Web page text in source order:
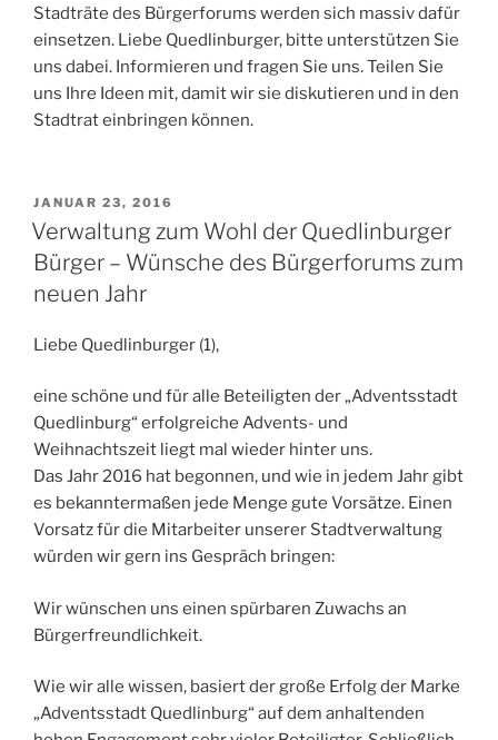
Stadträte des Bürgerforums werden sich massiv dafür
einsetzen. Liebe Quedlinburger, bitte unterstützen Sie
uns dabei. Informieren und fragen Sie uns. Teilen Sie
uns Ihre Ideen mit, damit wir sie diskutieren und in den
Stadtrat einbringen können.
VERÖFFENTLICHT
AM
JANUAR 23, 2016
Verwaltung zum Wohl der Quedlinburger
Bürger – Wünsche des Bürgerforums zum
neuen Jahr
Liebe Quedlinburger (1),
eine schöne und für alle Beteiligten der „Adventsstadt
Quedlinburg“ erfolgreiche Advents- und
Weihnachtszeit liegt mal wieder hinter uns.
Das Jahr 2016 hat begonnen, und wie in jedem Jahr gibt
es bekanntermaßen jede Menge gute Vorsätze. Einen
Vorsatz für die Mitarbeiter unserer Stadtverwaltung
würden wir gern ins Gespräch bringen:
Wir wünschen uns einen spürbaren Zuwachs an
Bürgerfreundlichkeit.
Wie wir alle wissen, basiert der große Erfolg der Marke
„Adventsstadt Quedlinburg“ auf dem anhaltenden